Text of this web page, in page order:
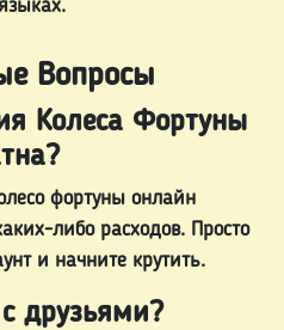
Вопросы
Колеса Фортуны
фортуны онлайн
либо расходов. Просто
и начните крутить.
друзьями?